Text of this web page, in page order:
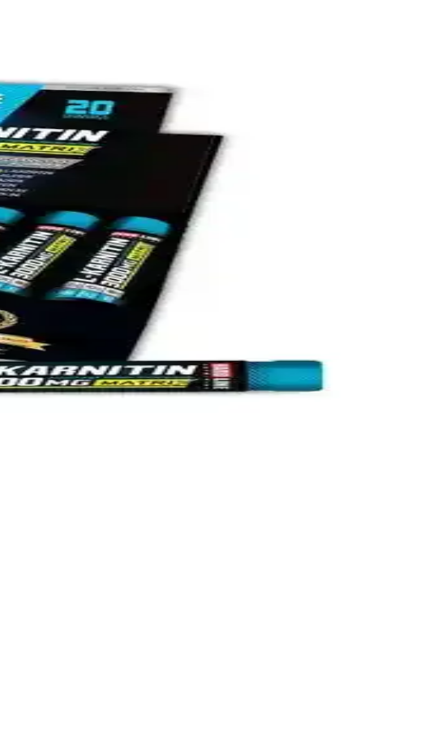
tablet formundaki 500 mg kapasitesi, dozlar ve ambalaj farkları ile içerik ele
spor ve yağ yakımına etkileri ortaya konuyor.
öne çıkıyor.
bilgi edinin.
aroma ve kullanıcı yorumlarıyla en uygun seçeneği belirleyin.